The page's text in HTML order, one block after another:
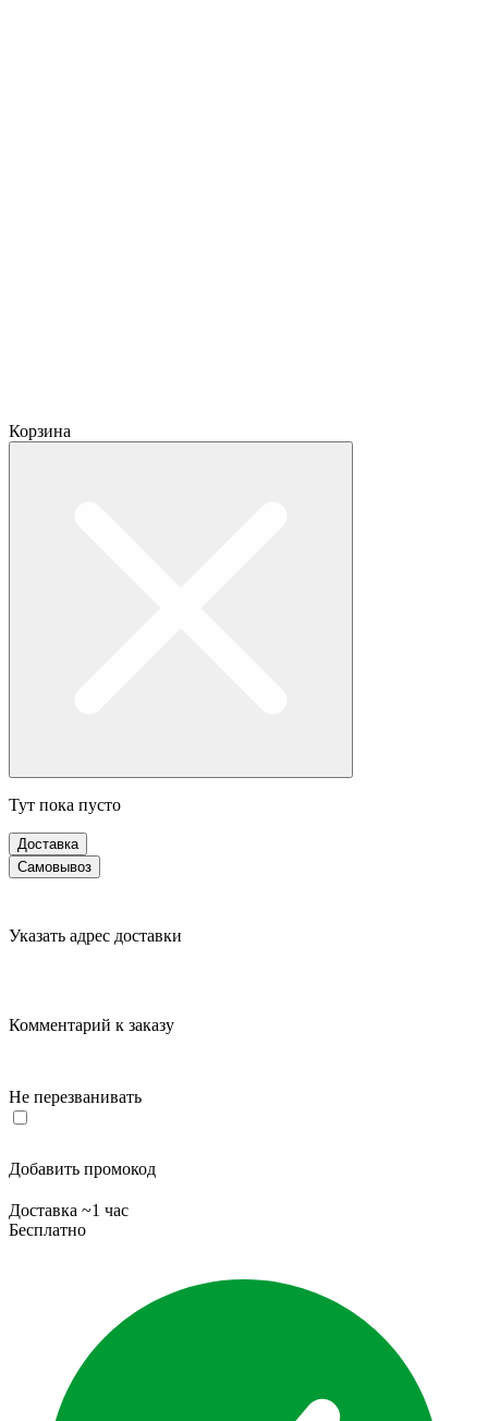
Корзина
Тут пока пусто
Доставка
Самовывоз
Указать адрес доставки
Комментарий к заказу
Не перезванивать
Добавить промокод
Доставка ~1 час
Бесплатно